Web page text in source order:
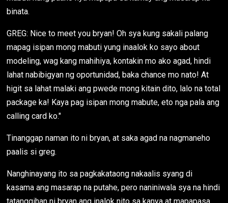
binata.
GREG: Nice to meet you bryan! Oh sya kung sakali palang
mapag isipan mong mabuti yung inaalok ko sayo about
modeling, wag kang mahihiya, kontakin mo ako agad, hindi
lahat nabibigyan ng oportunidad, baka chance mo nato! At
higit sa lahat malaki ang pwede mong kitain dito, lalo na total
package ka! Kaya pag isipan mong mabute, eto nga pala ang
calling card ko."
Tinanggap naman ito ni bryan, at saka agad na nagmaneho
paalis si greg.
Nanghinayang ito sa pagkakataong nakaalis syang di
kasama ang masarap na putahe, pero naniniwala sya na hindi